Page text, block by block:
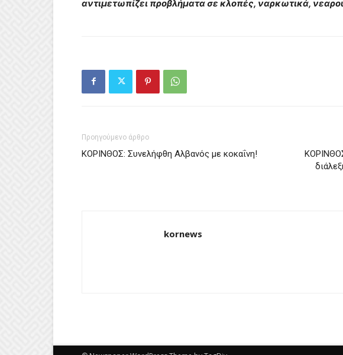
αντιμετωπίζει προβλήματα σε κλοπές, ναρκωτικά,
Προηγούμενο άρθρο
ΚΟΡΙΝΘΟΣ: Συνελήφθη Αλβανός με κοκαΐνη!
kornews